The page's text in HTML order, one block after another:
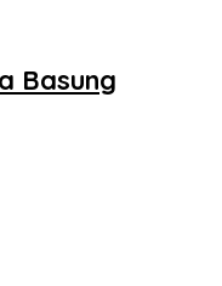
Basung